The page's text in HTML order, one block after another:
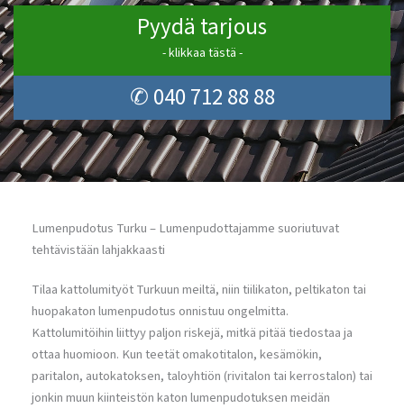
Pyydä tarjous
- klikkaa tästä -
✆ 040 712 88 88
Lumenpudotus Turku – Lumenpudottajamme suoriutuvat
tehtävistään lahjakkaasti
Tilaa kattolumityöt Turkuun meiltä, niin tiilikaton, peltikaton tai
huopakaton lumenpudotus onnistuu ongelmitta.
Kattolumitöihin liittyy paljon riskejä, mitkä pitää tiedostaa ja
ottaa huomioon. Kun teetät omakotitalon, kesämökin,
paritalon, autokatoksen, taloyhtiön (rivitalon tai kerrostalon) tai
jonkin muun kiinteistön katon lumenpudotuksen meidän